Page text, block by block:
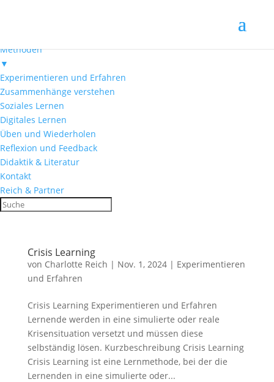
Methoden
▼
Experimentieren und Erfahren
Zusammenhänge verstehen
Soziales Lernen
Digitales Lernen
Üben und Wiederholen
Reflexion und Feedback
Didaktik & Literatur
Kontakt
Reich & Partner
Crisis Learning
von Charlotte Reich | Nov. 1, 2024| Experimentieren
und Erfahren
Crisis Learning Experimentieren und Erfahren
Lernende werden in eine simulierte oder reale
Krisensituation versetzt und müssen diese
selbständig lösen. Kurzbeschreibung Crisis Learning
Crisis Learning ist eine Lernmethode, bei der die
Lernenden in eine simulierte oder...